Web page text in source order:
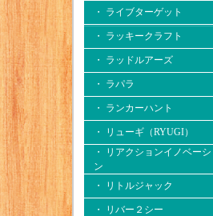
・ ライブターゲット
・ ラッキークラフト
・ ラッドルアーズ
・ ラパラ
・ ランカーハント
・ リューギ（RYUGI）
・ リアクションイノベーシ
ン
・ リトルジャック
・ リバー２シー